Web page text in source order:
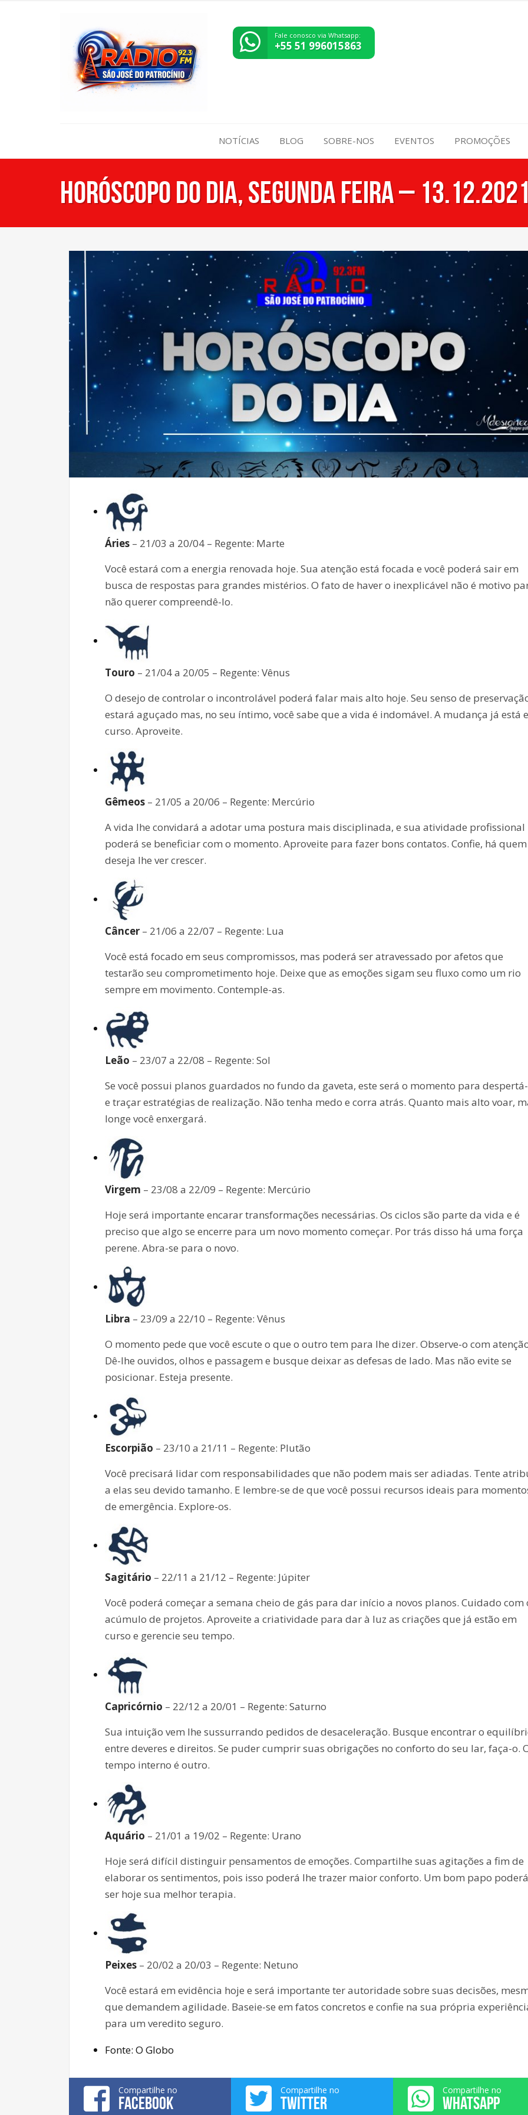
Fale conosco via Whatsapp:
+55 51 996015863
NOTÍCIAS BLOG SOBRE-NOS EVENTOS PROMOÇÕES
HORÓSCOPO DO DIA, SEGUNDA FEIRA – 13.12.2021
Áries – 21/03 a 20/04 – Regente: Marte
Você estará com a energia renovada hoje. Sua atenção está focada e você poderá sair em
busca de respostas para grandes mistérios. O fato de haver o inexplicável não é motivo
não querer compreendê-lo.
Touro – 21/04 a 20/05 – Regente: Vênus
O desejo de controlar o incontrolável poderá falar mais alto hoje. Seu senso de
estará aguçado mas, no seu íntimo, você sabe que a vida é indomável. A mudança já está
curso. Aproveite.
Gêmeos – 21/05 a 20/06 – Regente: Mercúrio
A vida lhe convidará a adotar uma postura mais disciplinada, e sua atividade profissional
poderá se beneficiar com o momento. Aproveite para fazer bons contatos. Confie, há quem
deseja lhe ver crescer.
Câncer – 21/06 a 22/07 – Regente: Lua
Você está focado em seus compromissos, mas poderá ser atravessado por afetos que
testarão seu comprometimento hoje. Deixe que as emoções sigam seu fluxo como um rio
sempre em movimento. Contemple-as.
Leão – 23/07 a 22/08 – Regente: Sol
Se você possui planos guardados no fundo da gaveta, este será o momento para
e traçar estratégias de realização. Não tenha medo e corra atrás. Quanto mais alto voar,
longe você enxergará.
Virgem – 23/08 a 22/09 – Regente: Mercúrio
Hoje será importante encarar transformações necessárias. Os ciclos são parte da vida e é
preciso que algo se encerre para um novo momento começar. Por trás disso há uma força
perene. Abra-se para o novo.
Libra – 23/09 a 22/10 – Regente: Vênus
O momento pede que você escute o que o outro tem para lhe dizer. Observe-o com
Dê-lhe ouvidos, olhos e passagem e busque deixar as defesas de lado. Mas não evite se
posicionar. Esteja presente.
Escorpião – 23/10 a 21/11 – Regente: Plutão
Você precisará lidar com responsabilidades que não podem mais ser adiadas. Tente
a elas seu devido tamanho. E lembre-se de que você possui recursos ideais para
de emergência. Explore-os.
Sagitário – 22/11 a 21/12 – Regente: Júpiter
Você poderá começar a semana cheio de gás para dar início a novos planos. Cuidado com
acúmulo de projetos. Aproveite a criatividade para dar à luz as criações que já estão em
curso e gerencie seu tempo.
Capricórnio – 22/12 a 20/01 – Regente: Saturno
Sua intuição vem lhe sussurrando pedidos de desaceleração. Busque encontrar o
entre deveres e direitos. Se puder cumprir suas obrigações no conforto do seu lar, faça-o.
tempo interno é outro.
Aquário – 21/01 a 19/02 – Regente: Urano
Hoje será difícil distinguir pensamentos de emoções. Compartilhe suas agitações a fim de
elaborar os sentimentos, pois isso poderá lhe trazer maior conforto. Um bom papo poderá
ser hoje sua melhor terapia.
Peixes – 20/02 a 20/03 – Regente: Netuno
Você estará em evidência hoje e será importante ter autoridade sobre suas decisões,
que demandem agilidade. Baseie-se em fatos concretos e confie na sua própria
para um veredito seguro.
Fonte: O Globo
Compartilhe no
FACEBOOK
Compartilhe no
TWITTER
Compartilhe no
WHATSAPP